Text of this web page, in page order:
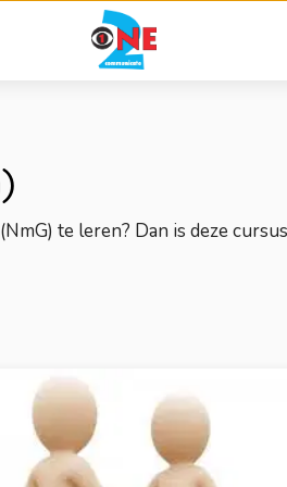
te leren? Dan is deze
Gerelateerd